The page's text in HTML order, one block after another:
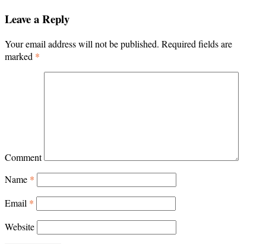
Leave a Reply
Your email address will not be published. Required fields are
marked *
Comment
Name *
Email *
Website